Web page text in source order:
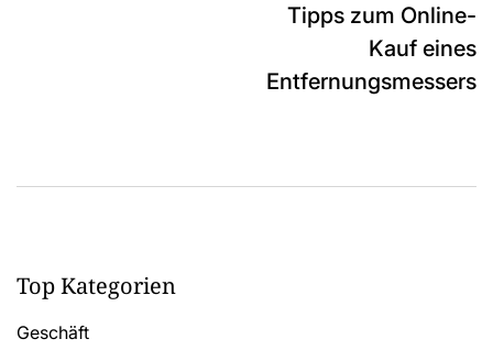
Tipps zum Online-
Kauf eines
Entfernungsmessers
Top Kategorien
Geschäft